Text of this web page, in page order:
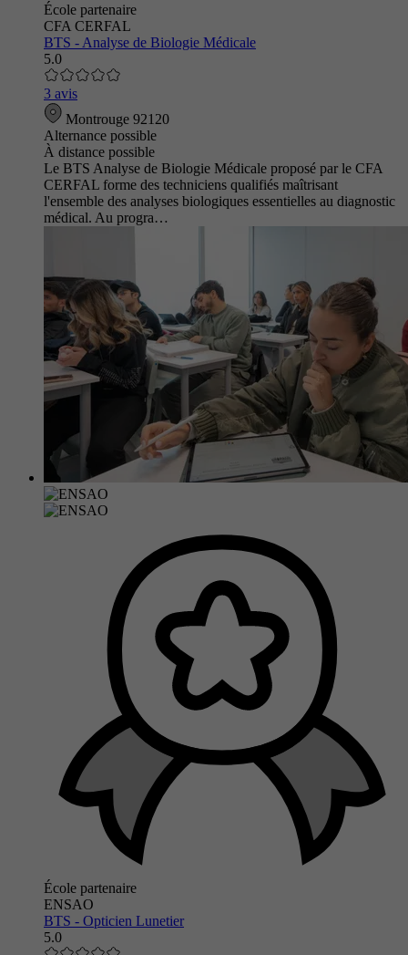
École partenaire
CFA CERFAL
BTS - Analyse de Biologie Médicale
5.0
3 avis
Montrouge 92120
Alternance possible
À distance possible
Le BTS Analyse de Biologie Médicale proposé par le CFA
CERFAL forme des techniciens qualifiés maîtrisant
l'ensemble des analyses biologiques essentielles au diagnostic
médical. Au progra…
École partenaire
ENSAO
BTS - Opticien Lunetier
5.0